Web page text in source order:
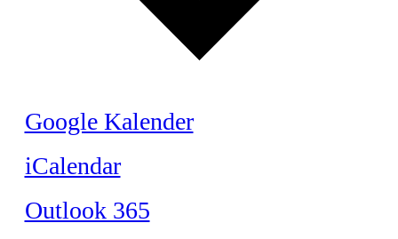
Google Kalender
iCalendar
Outlook 365